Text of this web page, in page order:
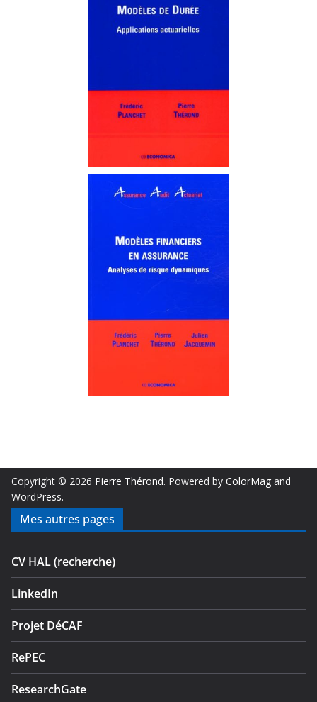
Copyright © 2026 Pierre Thérond. Powered by ColorMag and
WordPress.
Mes autres pages
CV HAL (recherche)
LinkedIn
Projet DéCAF
RePEC
ResearchGate